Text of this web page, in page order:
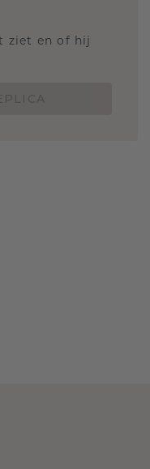
ziet en of hij